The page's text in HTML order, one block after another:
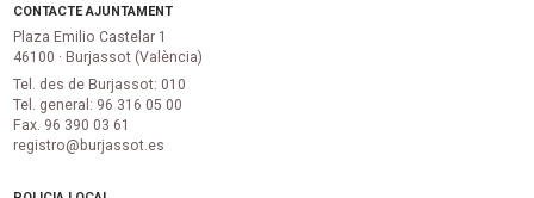
CONTACTE AJUNTAMENT
Plaza Emilio Castelar 1
46100 · Burjassot (València)
Tel. des de Burjassot: 010
Tel. general: 96 316 05 00
Fax. 96 390 03 61
registro@burjassot.es